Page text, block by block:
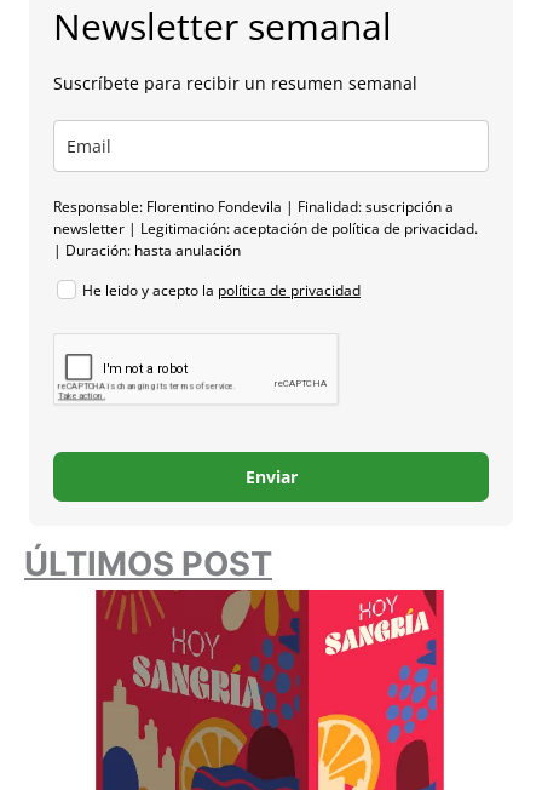
Newsletter semanal
Suscríbete para recibir un resumen semanal
Responsable: Florentino Fondevila | Finalidad: suscripción a
newsletter | Legitimación: aceptación de política de privacidad.
| Duración: hasta anulación
He leido y acepto la política de privacidad
Enviar
ÚLTIMOS POST